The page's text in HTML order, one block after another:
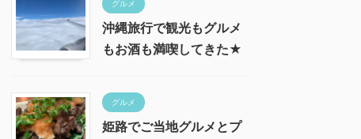
グルメ
沖縄旅行で観光もグルメ
もお酒も満喫してきた★
グルメ
姫路でご当地グルメとプ